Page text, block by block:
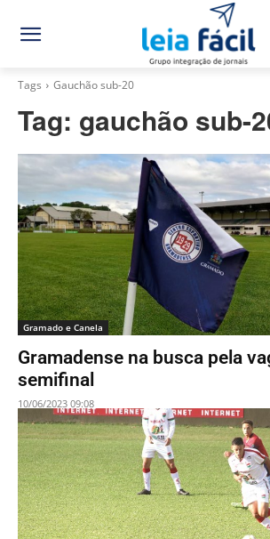
Tags Gauchão sub-20
Tag: gauchão sub-
Gramado e Canela
Gramadense na busca pela
semifinal
10/06/2023 09:08